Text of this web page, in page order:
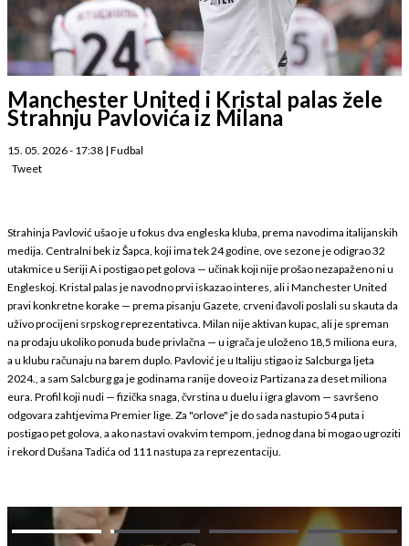
Manchester United i Kristal palas žele
Strahnju Pavlovića iz Milana
15. 05. 2026 - 17:38 | Fudbal
Tweet
Strahinja Pavlović ušao je u fokus dva engleska kluba, prema navodima italijanskih
medija. Centralni bek iz Šapca, koji ima tek 24 godine, ove sezone je odigrao 32
utakmice u Seriji A i postigao pet golova — učinak koji nije prošao nezapaženo ni u
Engleskoj. Kristal palas je navodno prvi iskazao interes, ali i Manchester United
pravi konkretne korake — prema pisanju Gazete, crveni đavoli poslali su skauta da
uživo procijeni srpskog reprezentativca. Milan nije aktivan kupac, ali je spreman
na prodaju ukoliko ponuda bude privlačna — u igrača je uloženo 18,5 miliona eura,
a u klubu računaju na barem duplo. Pavlović je u Italiju stigao iz Salcburga ljeta
2024., a sam Salcburg ga je godinama ranije doveo iz Partizana za deset miliona
eura. Profil koji nudi — fizička snaga, čvrstina u duelu i igra glavom — savršeno
odgovara zahtjevima Premier lige. Za "orlove" je do sada nastupio 54 puta i
postigao pet golova, a ako nastavi ovakvim tempom, jednog dana bi mogao ugroziti
i rekord Dušana Tadića od 111 nastupa za reprezentaciju.